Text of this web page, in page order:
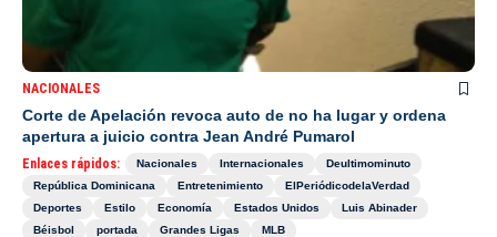
NACIONALES
Corte de Apelación revoca auto de no ha lugar y ordena
apertura a juicio contra Jean André Pumarol
Enlaces rápidos: Nacionales Internacionales
Deultimominuto
República Dominicana
Entretenimiento
ElPeriódicodelaVerdad
Deportes
Estilo Economía Estados Unidos
Luis Abinader
Béisbol
portada Grandes Ligas MLB